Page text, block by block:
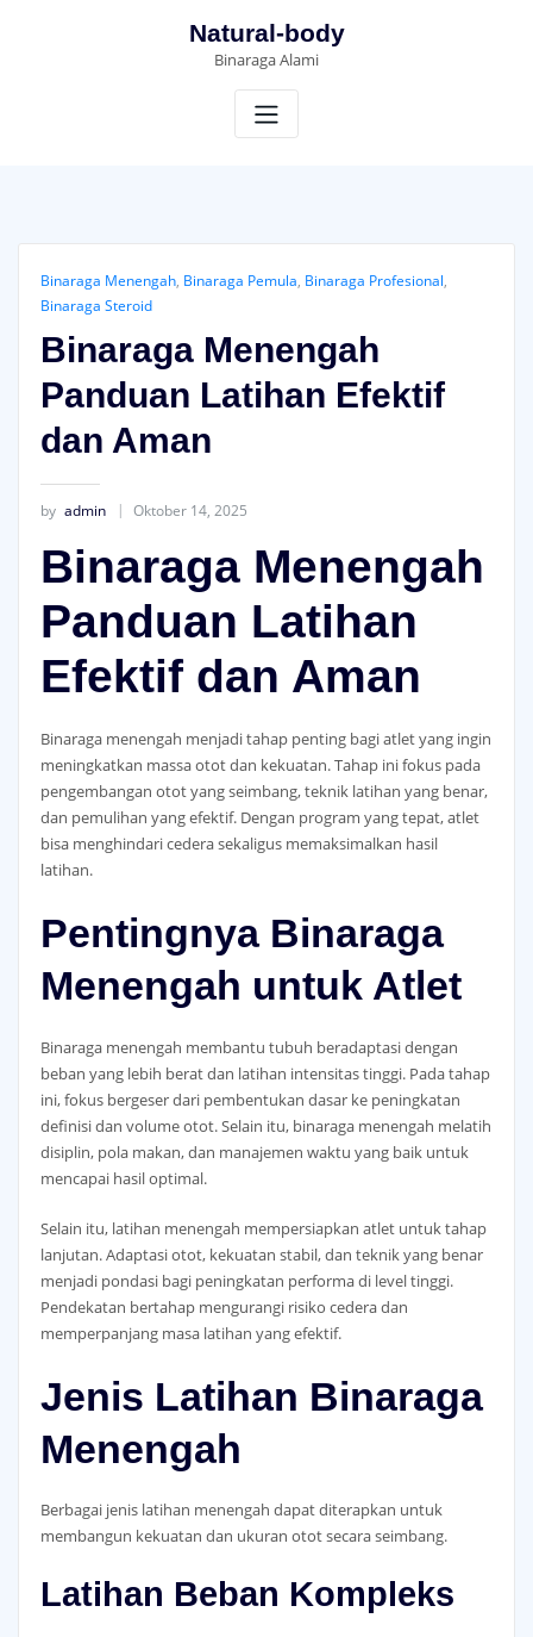
Natural-body
Binaraga Alami
Binaraga Menengah, Binaraga Pemula, Binaraga Profesional,
Binaraga Steroid
Binaraga Menengah
Panduan Latihan Efektif
dan Aman
by admin Oktober 14, 2025
Binaraga Menengah
Panduan Latihan
Efektif dan Aman
Binaraga menengah menjadi tahap penting bagi atlet yang ingin
meningkatkan massa otot dan kekuatan. Tahap ini fokus pada
pengembangan otot yang seimbang, teknik latihan yang benar,
dan pemulihan yang efektif. Dengan program yang tepat, atlet
bisa menghindari cedera sekaligus memaksimalkan hasil
latihan.
Pentingnya Binaraga
Menengah untuk Atlet
Binaraga menengah membantu tubuh beradaptasi dengan
beban yang lebih berat dan latihan intensitas tinggi. Pada tahap
ini, fokus bergeser dari pembentukan dasar ke peningkatan
definisi dan volume otot. Selain itu, binaraga menengah melatih
disiplin, pola makan, dan manajemen waktu yang baik untuk
mencapai hasil optimal.
Selain itu, latihan menengah mempersiapkan atlet untuk tahap
lanjutan. Adaptasi otot, kekuatan stabil, dan teknik yang benar
menjadi pondasi bagi peningkatan performa di level tinggi.
Pendekatan bertahap mengurangi risiko cedera dan
memperpanjang masa latihan yang efektif.
Jenis Latihan Binaraga
Menengah
Berbagai jenis latihan menengah dapat diterapkan untuk
membangun kekuatan dan ukuran otot secara seimbang.
Latihan Beban Kompleks